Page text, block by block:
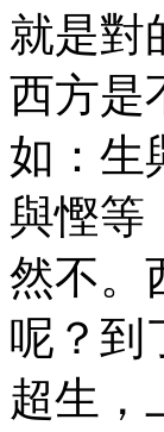
就是對
西方是
如：生
與慳等
然不。
呢？到
超生，